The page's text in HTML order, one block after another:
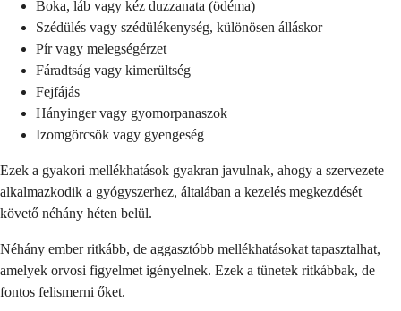
Boka, láb vagy kéz duzzanata (ödéma)
Szédülés vagy szédülékenység, különösen álláskor
Pír vagy melegségérzet
Fáradtság vagy kimerültség
Fejfájás
Hányinger vagy gyomorpanaszok
Izomgörcsök vagy gyengeség
Ezek a gyakori mellékhatások gyakran javulnak, ahogy a szervezete
alkalmazkodik a gyógyszerhez, általában a kezelés megkezdését
követő néhány héten belül.
Néhány ember ritkább, de aggasztóbb mellékhatásokat tapasztalhat,
amelyek orvosi figyelmet igényelnek. Ezek a tünetek ritkábbak, de
fontos felismerni őket.